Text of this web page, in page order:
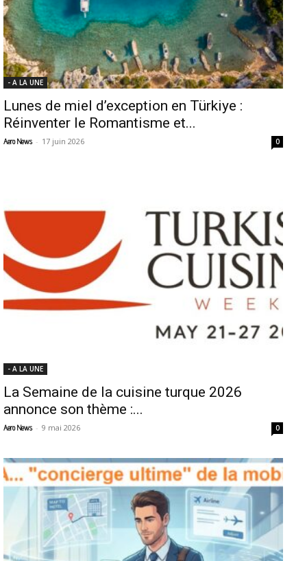
- A LA UNE
Lunes de miel d’exception en Türkiye :
Réinventer le Romantisme et...
Aero News - 17 juin 2026 0
- A LA UNE
La Semaine de la cuisine turque 2026
annonce son thème :...
Aero News - 9 mai 2026 0